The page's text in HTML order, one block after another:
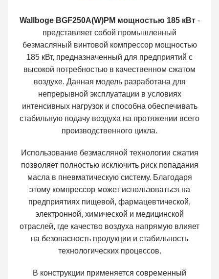
Wallboge BGF250A(W)PM мощностью 185 кВт -
представляет собой промышленный
безмасляный винтовой компрессор мощностью
185 кВт, предназначенный для предприятий с
высокой потребностью в качественном сжатом
воздухе. Данная модель разработана для
непрерывной эксплуатации в условиях
интенсивных нагрузок и способна обеспечивать
стабильную подачу воздуха на протяжении всего
производственного цикла.
Использование безмасляной технологии сжатия
позволяет полностью исключить риск попадания
масла в пневматическую систему. Благодаря
этому компрессор может использоваться на
предприятиях пищевой, фармацевтической,
электронной, химической и медицинской
отраслей, где качество воздуха напрямую влияет
на безопасность продукции и стабильность
технологических процессов.
В конструкции применяется современный